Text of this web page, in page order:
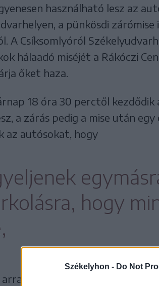
Székelyhon - Do Not
használható lesz az
a pünkösdi
A Csíksomlyóról
hálaadó miséjét a Rákóczi
őket haza.
18 óra 30 perctől kezdődik
a zárás pedig a mise után
az autósokat, hogy
hogy
hogy ne zárják el a helyi